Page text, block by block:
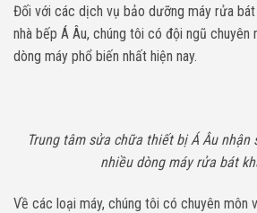
Đối với các dịch vụ bảo dưỡng máy rửa
nhà bếp Á Âu, chúng tôi có đội ngũ chuyên
dòng máy phổ biến nhất hiện nay.
Trung tâm sửa chữa thiết bị Á Âu nhận
nhiều dòng máy rửa bát
Về các loại máy, chúng tôi có chuyên môn